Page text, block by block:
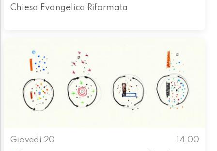
Chiesa Evangelica Riformata
Giovedì 20
14.00